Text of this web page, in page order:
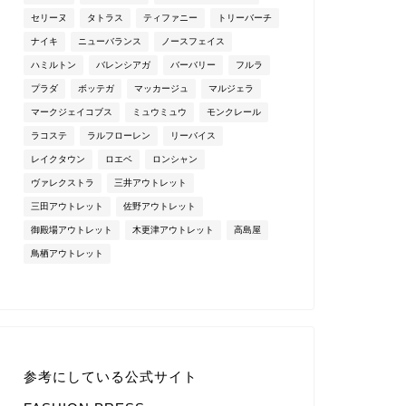
セリーヌ タトラス ティファニー トリーバーチ
ナイキ ニューバランス ノースフェイス
ハミルトン バレンシアガ バーバリー フルラ
プラダ ボッテガ マッカージュ マルジェラ
マークジェイコブス ミュウミュウ モンクレール
ラコステ ラルフローレン リーバイス
レイクタウン ロエベ ロンシャン
ヴァレクストラ 三井アウトレット
三田アウトレット 佐野アウトレット
御殿場アウトレット 木更津アウトレット 高島屋
鳥栖アウトレット
参考にしている公式サイト